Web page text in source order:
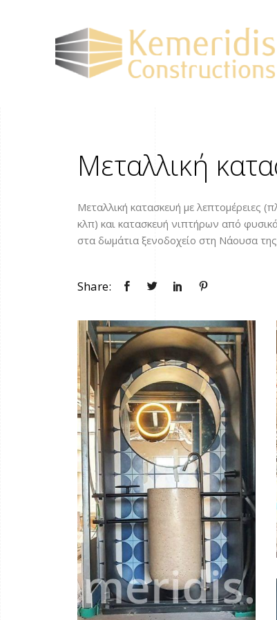
Μεταλλική
Μεταλλική κατασκευή με λεπτομέρειες
κλπ) και κατασκευή νιπτήρων από
στα δωμάτια ξενοδοχείο στη Νάουσα
Share: